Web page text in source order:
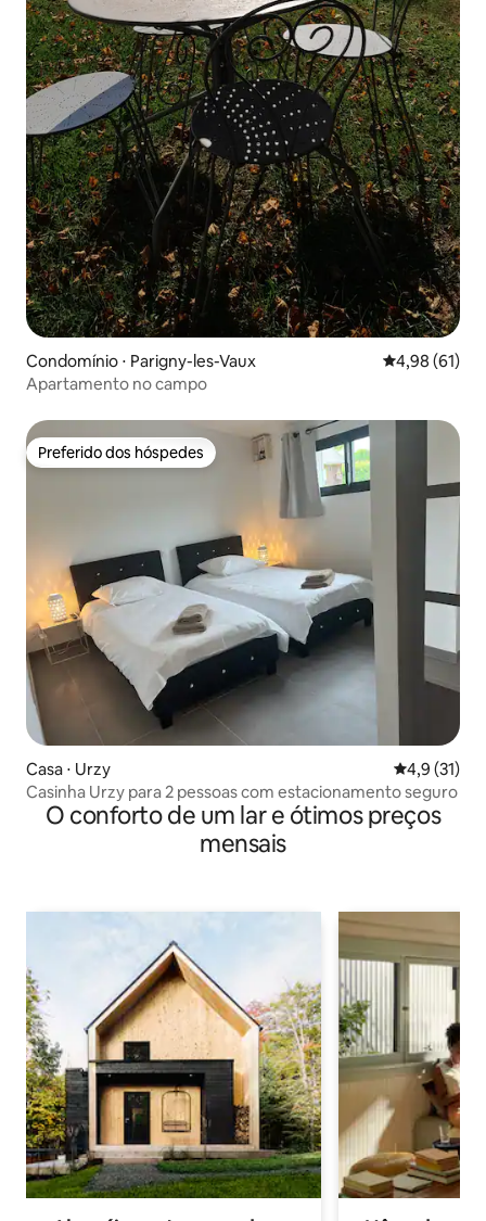
Condomínio ⋅ Parigny-les-Vaux 4,98 de uma
4,98 (61)
Apartamento no campo
Preferido dos hóspedes
Preferido dos hóspedes
Casa ⋅ Urzy 4,9 de uma
4,9 (31)
Casinha Urzy para 2 pessoas com estacionamento seguro
O conforto de um lar e ótimos preços
mensais